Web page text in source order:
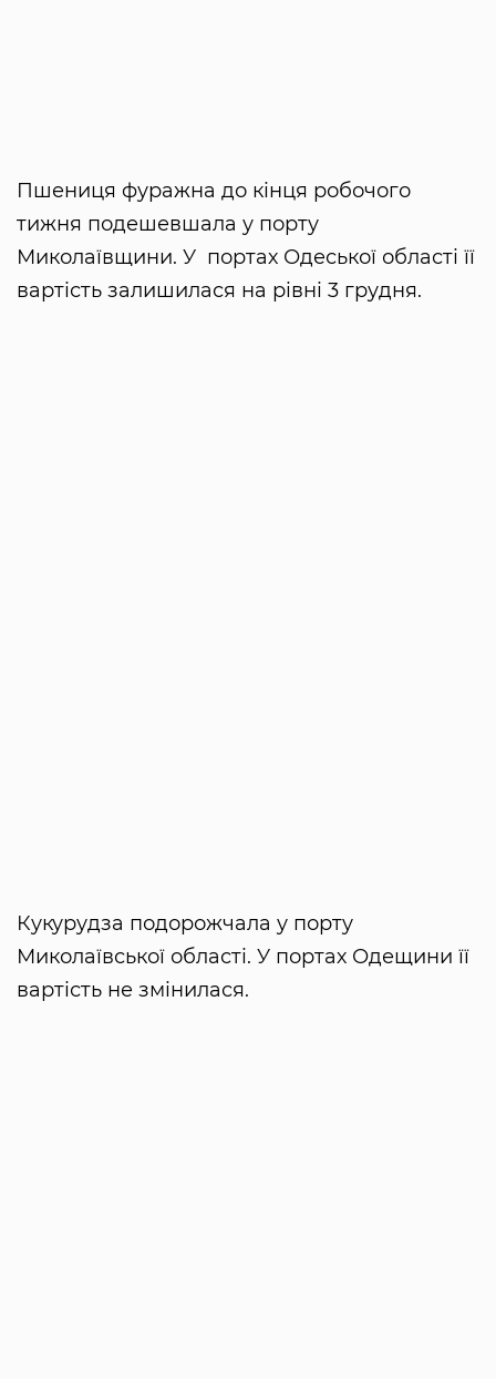
Пшениця фуражна до кінця робочого
тижня подешевшала у порту
Миколаївщини. У портах Одеської області її
вартість залишилася на рівні 3 грудня.
Кукурудза подорожчала у порту
Миколаївської області. У портах Одещини її
вартість не змінилася.